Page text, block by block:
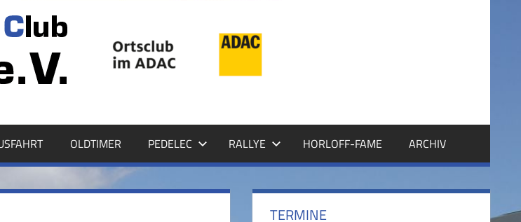
OLDTIMER PEDELEC RALLYE HORLOFF-FAME ARCHIV
TERMINE